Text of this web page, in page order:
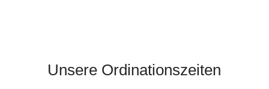
Unsere Ordinationszeiten